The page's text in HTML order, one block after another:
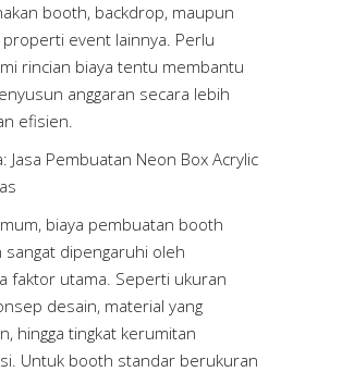
booth, backdrop, maupun
properti event lainnya. Perlu
rincian biaya tentu membantu
anggaran secara lebih
efisien.
Jasa Pembuatan Neon Box Acrylic
biaya pembuatan booth
sangat dipengaruhi oleh
faktor utama. Seperti ukuran
desain, material yang
hingga tingkat kerumitan
Untuk booth standar berukuran